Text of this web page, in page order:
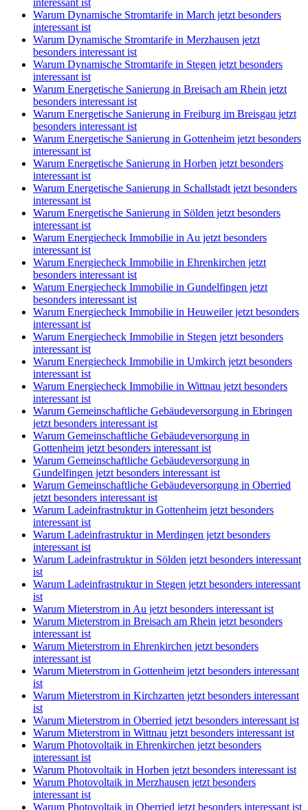
interessant ist
Warum Dynamische Stromtarife in March jetzt besonders
interessant ist
Warum Dynamische Stromtarife in Merzhausen jetzt
besonders interessant ist
Warum Dynamische Stromtarife in Stegen jetzt besonders
interessant ist
Warum Energetische Sanierung in Breisach am Rhein jetzt
besonders interessant ist
Warum Energetische Sanierung in Freiburg im Breisgau jetzt
besonders interessant ist
Warum Energetische Sanierung in Gottenheim jetzt besonders
interessant ist
Warum Energetische Sanierung in Horben jetzt besonders
interessant ist
Warum Energetische Sanierung in Schallstadt jetzt besonders
interessant ist
Warum Energetische Sanierung in Sölden jetzt besonders
interessant ist
Warum Energiecheck Immobilie in Au jetzt besonders
interessant ist
Warum Energiecheck Immobilie in Ehrenkirchen jetzt
besonders interessant ist
Warum Energiecheck Immobilie in Gundelfingen jetzt
besonders interessant ist
Warum Energiecheck Immobilie in Heuweiler jetzt besonders
interessant ist
Warum Energiecheck Immobilie in Stegen jetzt besonders
interessant ist
Warum Energiecheck Immobilie in Umkirch jetzt besonders
interessant ist
Warum Energiecheck Immobilie in Wittnau jetzt besonders
interessant ist
Warum Gemeinschaftliche Gebäudeversorgung in Ebringen
jetzt besonders interessant ist
Warum Gemeinschaftliche Gebäudeversorgung in
Gottenheim jetzt besonders interessant ist
Warum Gemeinschaftliche Gebäudeversorgung in
Gundelfingen jetzt besonders interessant ist
Warum Gemeinschaftliche Gebäudeversorgung in Oberried
jetzt besonders interessant ist
Warum Ladeinfrastruktur in Gottenheim jetzt besonders
interessant ist
Warum Ladeinfrastruktur in Merdingen jetzt besonders
interessant ist
Warum Ladeinfrastruktur in Sölden jetzt besonders interessant
ist
Warum Ladeinfrastruktur in Stegen jetzt besonders interessant
ist
Warum Mieterstrom in Au jetzt besonders interessant ist
Warum Mieterstrom in Breisach am Rhein jetzt besonders
interessant ist
Warum Mieterstrom in Ehrenkirchen jetzt besonders
interessant ist
Warum Mieterstrom in Gottenheim jetzt besonders interessant
ist
Warum Mieterstrom in Kirchzarten jetzt besonders interessant
ist
Warum Mieterstrom in Oberried jetzt besonders interessant ist
Warum Mieterstrom in Wittnau jetzt besonders interessant ist
Warum Photovoltaik in Ehrenkirchen jetzt besonders
interessant ist
Warum Photovoltaik in Horben jetzt besonders interessant ist
Warum Photovoltaik in Merzhausen jetzt besonders
interessant ist
Warum Photovoltaik in Oberried jetzt besonders interessant ist